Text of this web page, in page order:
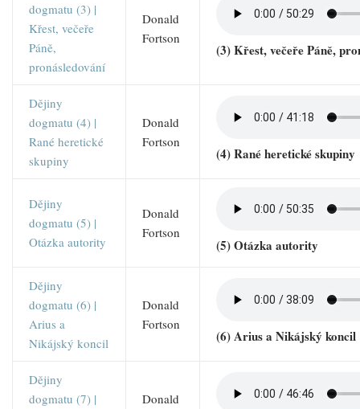
dogmatu (3) |
Křest, večeře
Páně,
pronásledování
Donald
Fortson
(3) Křest, večeře Páně,
Dějiny
dogmatu (4) |
Rané heretické
skupiny
Donald
Fortson
(4) Rané heretické skupiny
Dějiny
dogmatu (5) |
Otázka autority
Donald
Fortson
(5) Otázka autority
Dějiny
dogmatu (6) |
Arius a
Nikájský koncil
Donald
Fortson
(6) Arius a Nikájský koncil
Dějiny
dogmatu (7) |
Donald